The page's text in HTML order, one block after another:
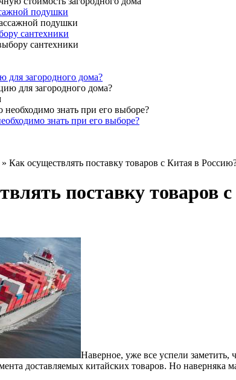
подушки
сантехники
для загородного дома?
знать при его выборе?
» Как осуществлять поставку товаров с Китая в
поставку товаров
Наверное, уже все успели заметить,
доставляемых китайских товаров. Но